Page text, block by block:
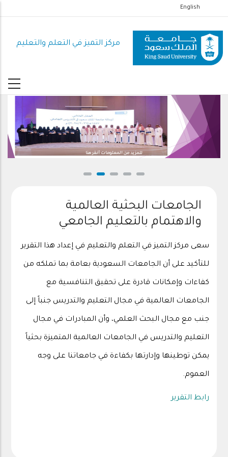
إلى
المحتوى
الرئيسي
English
مركز التميز في التعلم والتعليم
للمزيد من المعلومات أنقر هنا
الجامعات البحثية العالمية
والاهتمام بالتعليم الجامعي
سعى مركز التميز في التعلم والتعليم في إعداد هذا التقرير
للتأكيد على أن الجامعات السعودية بعامة بما تملكه من
كفاءات وإمكانات قادرة على تحقيق التنافسية مع
الجامعات العالمية في مجال التعليم والتدريس جنباً إلى
جنب مع مجال البحث العلمي، وأن المبادرات في مجال
التعليم والتدريس في الجامعات العالمية المتميزة بحثياً
يمكن توطينها وإدارتها بكفاءة في جامعاتنا على وجه
العموم.
رابط التقرير